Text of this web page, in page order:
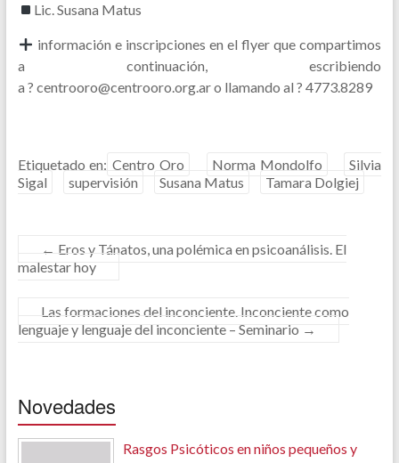
Lic. Susana Matus
información e inscripciones en el flyer que compartimos
a continuación, escribiendo
a ? centrooro@centrooro.org.ar o llamando al ? 4773.8289
Etiquetado en: Centro Oro Norma Mondolfo
Silvia
Sigal
supervisión Susana Matus Tamara Dolgiej
← Eros y Tánatos, una polémica en psicoanálisis. El
malestar hoy
Las formaciones del inconciente. Inconciente como
lenguaje y lenguaje del inconciente – Seminario →
Novedades
Rasgos Psicóticos en niños pequeños y